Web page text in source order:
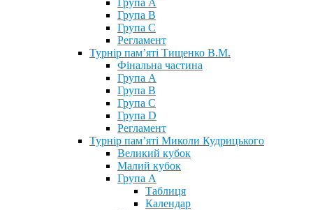
Група А
Група В
Група С
Регламент
Турнір пам’яті Тищенко В.М.
Фінальна частина
Група А
Група В
Група С
Група D
Регламент
Турнір пам’яті Миколи Кудрицького
Великий кубок
Малий кубок
Група А
Таблиця
Календар